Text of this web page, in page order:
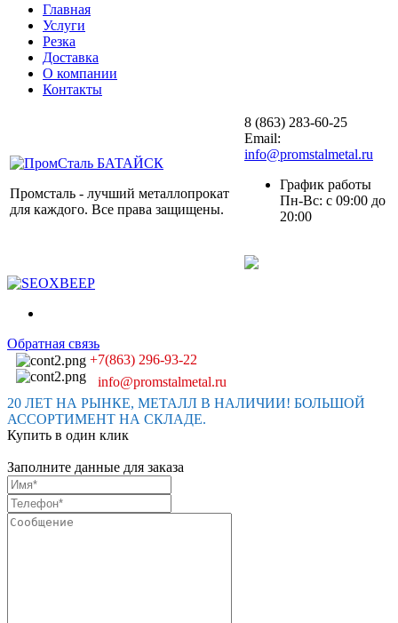
Главная
Услуги
Резка
Доставка
О компании
Контакты
Промсталь - лучший металлопрокат
для каждого. Все права защищены.
8 (863) 283-60-25
Email:
info@promstalmetal.ru
График работы
Пн-Вс: с 09:00 до
20:00
Обратная связь
+7(863) 296-93-22
info@promstalmetal.ru
20 ЛЕТ НА РЫНКЕ, МЕТАЛЛ В НАЛИЧИИ! БОЛЬШОЙ
АССОРТИМЕНТ НА СКЛАДЕ.
Купить в один клик
Заполните данные для заказа